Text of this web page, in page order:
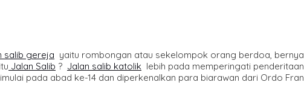
salib gereja yaitu rombongan atau sekelompok orang berdoa,
Jalan Salib ? Jalan salib katolik lebih pada memperingati
pada abad ke-14 dan diperkenalkan para biarawan dari Ordo